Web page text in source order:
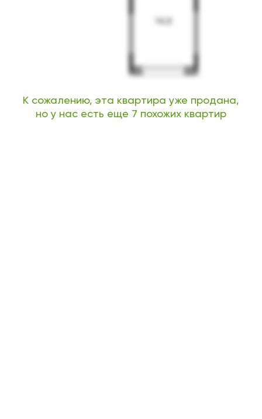
К сожалению, эта квартира уже продана,
но у нас есть еще 7 похожих квартир